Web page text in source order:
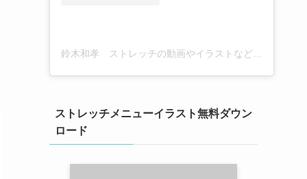
鈴木和孝 ストレッチの動画やイラストなど(@kazutaka_suzuki_stretch)がシェアした投稿
ストレッチメニューイラスト無料ダウン
ロード